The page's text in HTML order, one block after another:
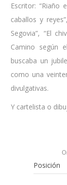
Escritor: “Riaño
caballos y
Segovia”, “El
Camino según
buscaba un
como una
divulgativas.
Y cartelista o